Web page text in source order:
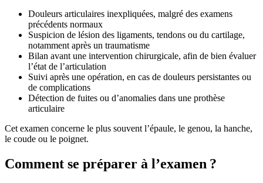
Douleurs articulaires inexpliquées, malgré des examens
précédents normaux
Suspicion de lésion des ligaments, tendons ou du cartilage,
notamment après un traumatisme
Bilan avant une intervention chirurgicale, afin de bien évaluer
l’état de l’articulation
Suivi après une opération, en cas de douleurs persistantes ou
de complications
Détection de fuites ou d’anomalies dans une prothèse
articulaire
Cet examen concerne le plus souvent l’épaule, le genou, la hanche,
le coude ou le poignet.
Comment se préparer à l’examen ?